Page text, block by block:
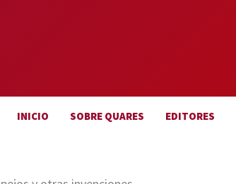
INICIO SOBRE QUARES EDITORES